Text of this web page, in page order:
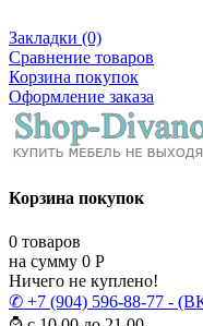
Закладки (0)
Сравнение товаров
Корзина покупок
Оформление заказа
Корзина покупок
0 товаров
на сумму 0 Р
Ничего не куплено!
✆ +7 (904) 596-88-77 -